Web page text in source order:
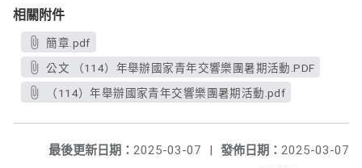
相關附件
簡章.pdf
公文 （114）年舉辦國家青年交響樂團暑期活動.PDF
（114）年舉辦國家青年交響樂團暑期活動.pdf
發佈日期： 2025-03-07
最後更新日期： 2025-03-07
|